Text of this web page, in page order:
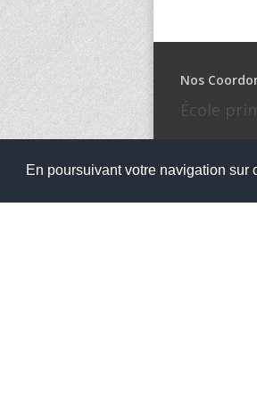
En poursuivant votre navigation sur
Nos
École
02.98.93.00.23